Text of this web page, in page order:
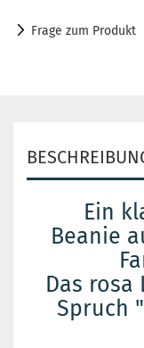
Frage zum Produkt
Ein
Beanie
Das
Spruch